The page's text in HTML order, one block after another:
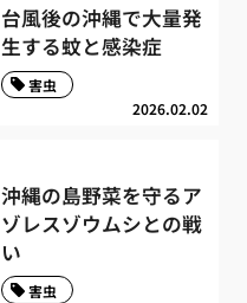
台風後の沖縄で大量発
生する蚊と感染症
2026.02.02
害虫
沖縄の島野菜を守るア
ゾレスゾウムシとの戦
い
害虫